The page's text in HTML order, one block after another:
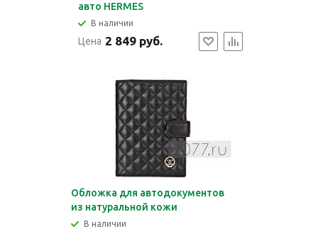
авто HERMES
В наличии
Цена 2 849 руб.
Обложка для автодокументов
из натуральной кожи
В наличии